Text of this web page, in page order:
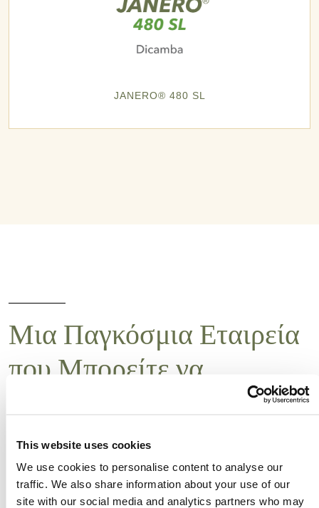
This website uses cookies
We use cookies to personalise content to analyse our
traffic. We also share information about your use of our
site with our social media and analytics partners who may
JANERO® 480 SL
Μια Παγκόσμια Εταιρεία
που Μπορείτε να
Η επικέντρωση της Albaugh στην
αποτελεσματικότητα καλύπτει όλες τις πτυχές
της επιχείρησής μας (προμήθεια δραστικών